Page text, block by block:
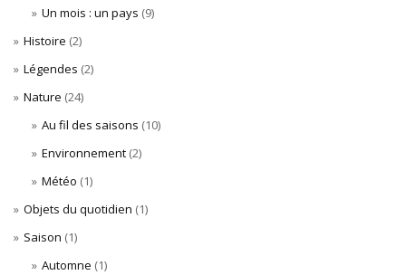
Un mois : un pays (9)
Histoire (2)
Légendes (2)
Nature (24)
Au fil des saisons (10)
Environnement(2)
Météo (1)
Objets du quotidien (1)
Saison (1)
Automne (1)